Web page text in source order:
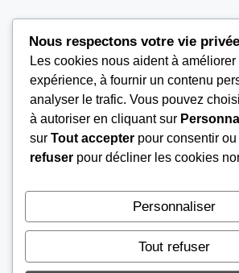
LIEN UTILES
Nous contacter
Mentions légales
À propos
© 2026TOURSEL
Nous respectons votre vie privée
Les cookies nous aident à améliorer
expérience, à fournir un contenu
analyser le trafic. Vous pouvez
à autoriser en cliquant sur
sur Tout accepter pour consentir ou
refuser pour décliner les cookies
Personnaliser
Tout refuser